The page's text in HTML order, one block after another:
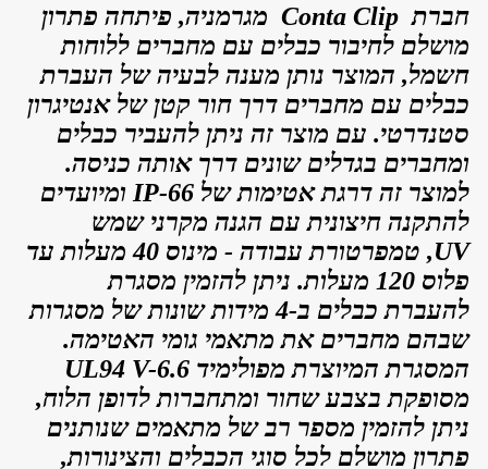
חברת Conta Clip מגרמניה, פיתחה פתרון
מושלם לחיבור כבלים עם מחברים ללוחות
חשמל, המוצר נותן מענה לבעיה של העברת
כבלים עם מחברים דרך חור קטן של אנטיגרון
סטנדרטי. עם מוצר זה ניתן להעביר כבלים
ומחברים בגדלים שונים דרך אותה כניסה.
למוצר זה דרגת אטימות של
IP-66 ומיועדים
להתקנה חיצונית עם הגנה מקרני שמש
UV,
טמפרטורת עבודה - מינוס 40 מעלות עד
פלוס 120 מעלות. ניתן להזמין מסגרת
להעברת כבלים ב- 4 מידות שונות של מסגרות
שבהם מחברים את מתאמי גומי האטימה.
המסגרת המיוצרת מפולימיד UL94 V-6.6
מסופקת בצבע שחור ומתחברות לדופן הלוח,
ניתן להזמין מספר רב של מתאמים שנותנים
פתרון מושלם לכל סוגי הכבלים והצינורות,